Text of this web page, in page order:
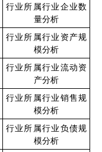
行业所属行业企业数
量分析
行业所属行业资产规
模分析
行业所属行业流动资
产分析
行业所属行业销售规
模分析
行业所属行业负债规
模分析